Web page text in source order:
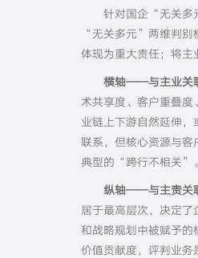
针对国企“无关多
“无关多元”两维判别
体现为重大责任；将主
横轴——与主业关
术共享度、客户重叠
业链上下游自然延伸
联系，但核心资源与客
典型的“跨行不相关”。
纵轴——与主责关
居于最高层次，决定
和战略规划中被赋予的
价值贡献度，评判业